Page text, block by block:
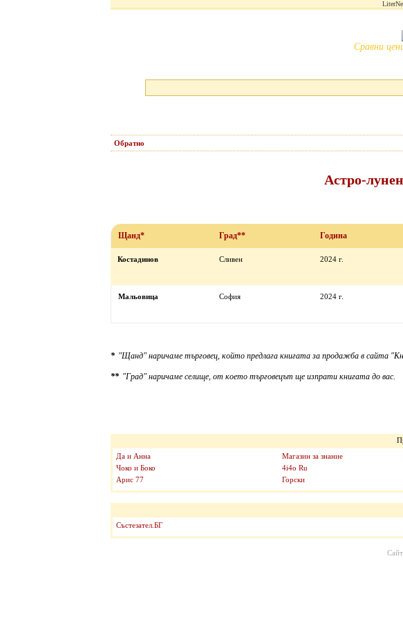
Сравни
Обратно
Астро-
Щанд* Град** Година
Костадинов Сливен 2024 г.
Мальовица София 2024 г.
* "Щанд" наричаме търговец, който предлага книгата за продажба в сайта
** "Град" наричаме селище, от което търговецът ще изпрати книгата до вас.
Да и Анна
Чоко и Боко
Арис 77
Магазин за знание
4i4o Ru
Горски
Състезател.БГ